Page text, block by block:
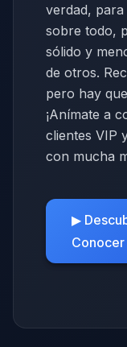
verdad,
sobre todo,
sólido y
de otros.
pero hay
¡Anímate a
clientes VIP
con mucha
▶